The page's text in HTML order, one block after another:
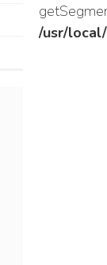
/usr/